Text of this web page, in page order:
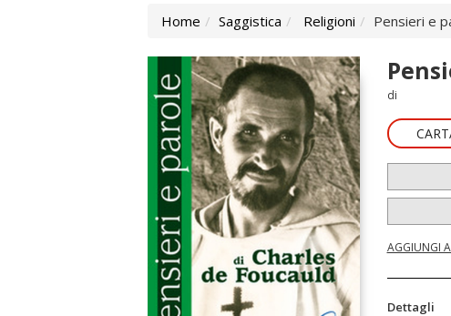
Home Saggistica Religioni Pensieri e
di
AGGIUNGI
Dettagli